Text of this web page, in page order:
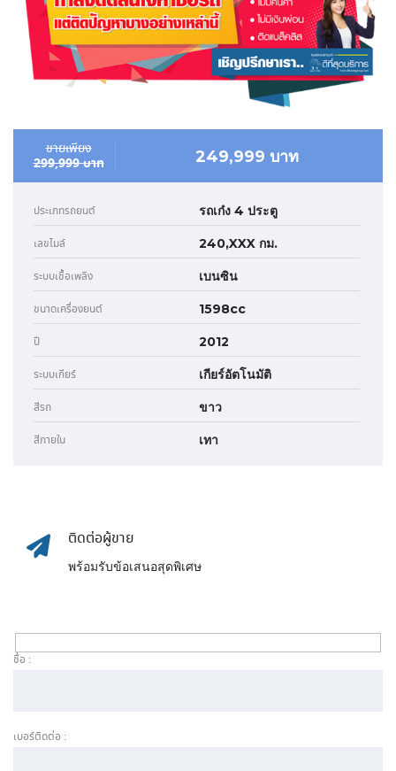
ขายเพียง
299,999 บาท 249,999 บาท
ประเภทรถยนต์ รถเก๋ง 4 ประตู
เลขไมล์ 240,XXX กม.
ระบบเชื้อเพลิง เบนซิน
ขนาดเครื่องยนต์ 1598cc
ปี 2012
ระบบเกียร์ เกียร์อัตโนมัติ
สีรถ ขาว
สีภายใน เทา
ติดต่อผู้ขาย
พร้อมรับข้อเสนอสุดพิเศษ
ชื่อ :
เบอร์ติดต่อ :